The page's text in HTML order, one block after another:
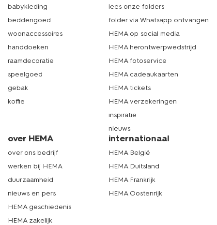
babykleding
beddengoed
woonaccessoires
handdoeken
raamdecoratie
speelgoed
gebak
koffie
lees onze folders
folder via Whatsapp ontvangen
HEMA op social media
HEMA herontwerpwedstrijd
HEMA fotoservice
HEMA cadeaukaarten
HEMA tickets
HEMA verzekeringen
inspiratie
nieuws
over HEMA
over ons bedrijf
werken bij HEMA
duurzaamheid
nieuws en pers
HEMA geschiedenis
HEMA zakelijk
internationaal
HEMA België
HEMA Duitsland
HEMA Frankrijk
HEMA Oostenrijk